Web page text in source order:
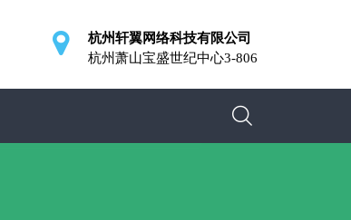
杭州轩翼网络科技有限公司
杭州萧山宝盛世纪中心3-806